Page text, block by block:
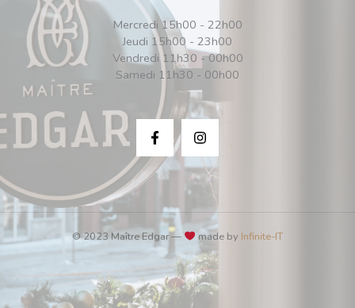
Mercredi 15h00 - 22h00
Jeudi 15h00 - 23h00
Vendredi 11h30 - 00h00
Samedi 11h30 - 00h00
© 2023 Maître Edgar — made by Infinite-IT